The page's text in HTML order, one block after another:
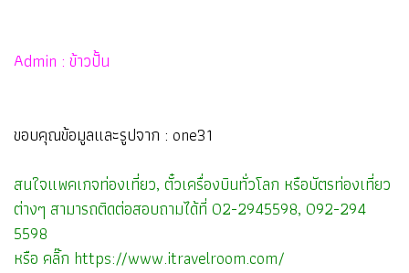
Admin : ข้าวปั้น
ขอบคุณข้อมูลและรูปจาก : one31
สนใจแพคเกจท่องเที่ยว, ตั๋วเครื่องบินทั่วโลก หรือบัตรท่องเที่ยว
ต่างๆ สามารถติดต่อสอบถามได้ที่ 02-2945598, 092-294
5598
หรือ คลิ๊ก https://www.itravelroom.com/